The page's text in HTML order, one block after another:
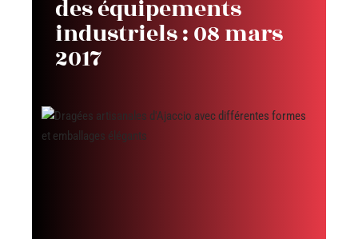
des équipements
industriels : 08 mars
2017